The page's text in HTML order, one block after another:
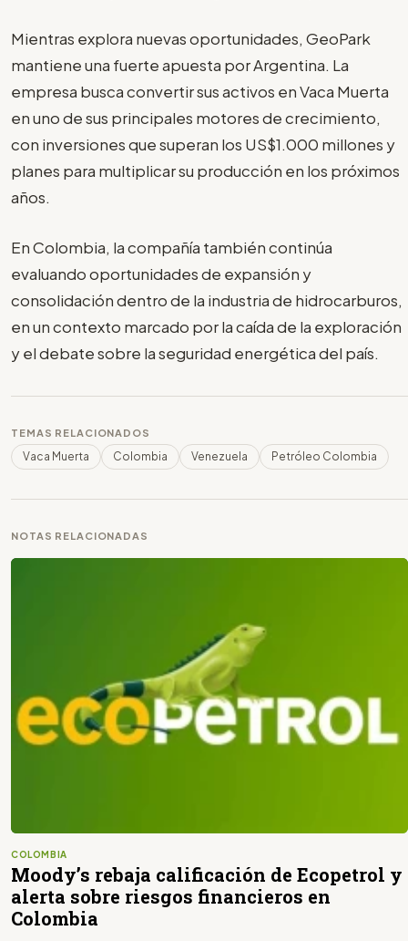
Mientras explora nuevas oportunidades, GeoPark
mantiene una fuerte apuesta por Argentina. La
empresa busca convertir sus activos en Vaca Muerta
en uno de sus principales motores de crecimiento,
con inversiones que superan los US$1.000 millones y
planes para multiplicar su producción en los próximos
años.
En Colombia, la compañía también continúa
evaluando oportunidades de expansión y
consolidación dentro de la industria de hidrocarburos,
en un contexto marcado por la caída de la exploración
y el debate sobre la seguridad energética del país.
TEMAS RELACIONADOS
Vaca Muerta Colombia Venezuela Petróleo Colombia
NOTAS RELACIONADAS
COLOMBIA
Moody’s rebaja calificación de Ecopetrol y
alerta sobre riesgos financieros en
Colombia